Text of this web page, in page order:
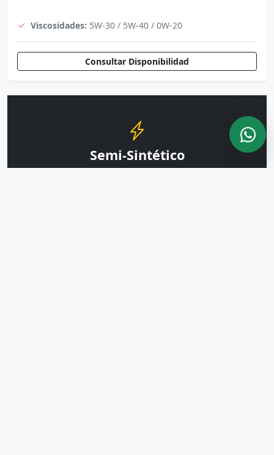
Viscosidades: 5W-30 / 5W-40 / 0W-20
Consultar Disponibilidad
Semi-Sintético